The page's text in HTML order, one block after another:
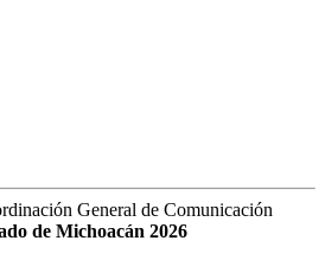
General de Comunicación
de Michoacán 2026